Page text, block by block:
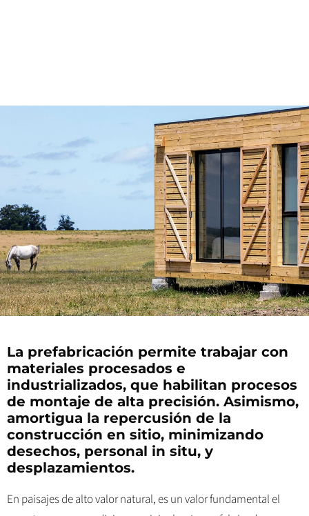
La prefabricación permite trabajar con
materiales procesados e
industrializados, que habilitan procesos
de montaje de alta precisión. Asimismo,
amortigua la repercusión de la
construcción en sitio, minimizando
desechos, personal in situ, y
desplazamientos.
En paisajes de alto valor natural, es un valor fundamental el